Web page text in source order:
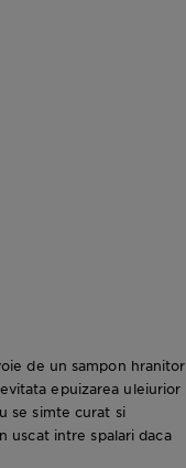
de un sampon hranitor
epuizarea uleiurior
se simte curat si
uscat intre spalari daca